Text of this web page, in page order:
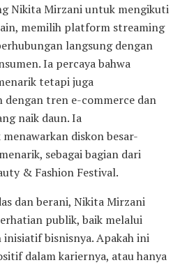
Nikita Mirzani untuk mengikuti
memilih platform streaming
langsung dengan
Ia percaya bahwa
tetapi juga
dengan tren e-commerce dan
naik daun. Ia
diskon besar-
menarik, sebagai bagian dari
& Fashion Festival.
dan berani, Nikita Mirzani
publik, baik melalui
inisiatif bisnisnya. Apakah ini
dalam kariernya, atau hanya